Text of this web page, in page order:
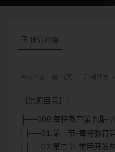
详情介绍
【资源目录】：
├──000.每特教育第九期-
| ├──01.第一节-每特教育
| ├──02.第二节-常用开发